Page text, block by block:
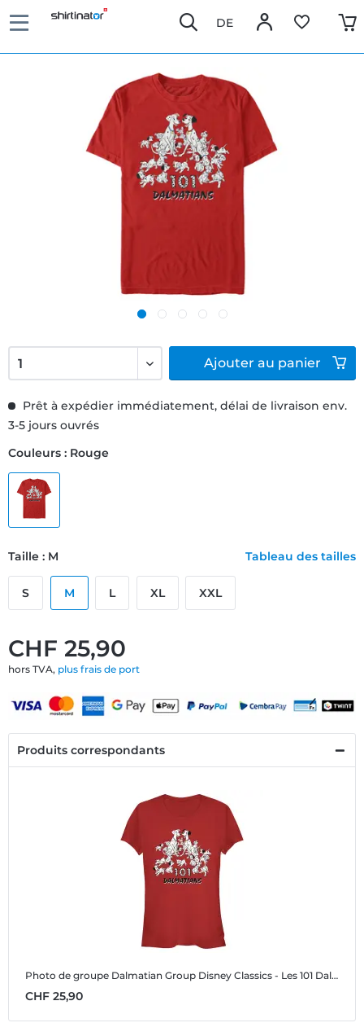
DE
CHF 25,90
hors TVA, plus frais de port
Prêt à expédier immédiatement, délai de livraison env.
3-5 jours ouvrés
Couleurs : Rouge
Taille : M Tableau des tailles
S M L XL XXL
Ajouter au panier
Produits correspondants
Photo de groupe Dalmatian Group Disney Classics - Les 101 Dalmatiens - Photo de groupe Dalmatian Group - Femme T-shirt
CHF 25,90